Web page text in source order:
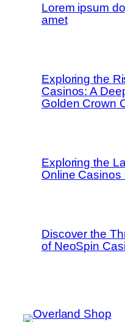
Lorem ipsum
amet
Exploring the
Casinos: A
Golden Crown
Exploring the
Online Casinos
Discover the
of NeoSpin